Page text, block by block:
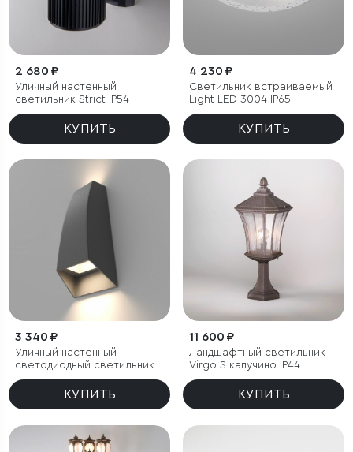
2 680 ₽
Уличный настенный
светильник Strict IP54
КУПИТЬ
4 230 ₽
Светильник встраиваемый
Light LED 3004 IP65
КУПИТЬ
3 340 ₽
Уличный настенный
светодиодный светильник
КУПИТЬ
11 600 ₽
Ландшафтный светильник
Virgo S капучино IP44
КУПИТЬ